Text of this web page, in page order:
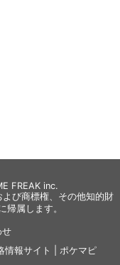
FREAK inc.
び商標権、その他知的財
帰属します。
せ
情報サイト | ポケマピ